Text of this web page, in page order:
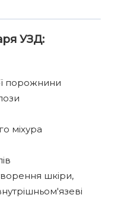
УЗД:
порожнини
міхура
шкіри,